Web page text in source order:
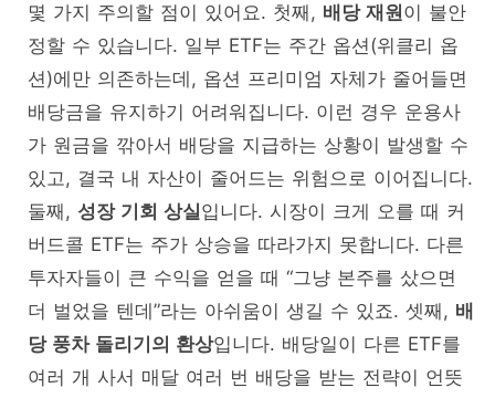
몇 가지 주의할 점이 있어요. 첫째, 배당 재원이 불안
정할 수 있습니다. 일부 ETF는 주간 옵션(위클리 옵
션)에만 의존하는데, 옵션 프리미엄 자체가 줄어들면
배당금을 유지하기 어려워집니다. 이런 경우 운용사
가 원금을 깎아서 배당을 지급하는 상황이 발생할 수
있고, 결국 내 자산이 줄어드는 위험으로 이어집니다.
둘째, 성장 기회 상실입니다. 시장이 크게 오를 때 커
버드콜 ETF는 주가 상승을 따라가지 못합니다. 다른
투자자들이 큰 수익을 얻을 때 “그냥 본주를 샀으면
더 벌었을 텐데”라는 아쉬움이 생길 수 있죠. 셋째, 배
당 풍차 돌리기의 환상입니다. 배당일이 다른 ETF를
여러 개 사서 매달 여러 번 배당을 받는 전략이 언뜻